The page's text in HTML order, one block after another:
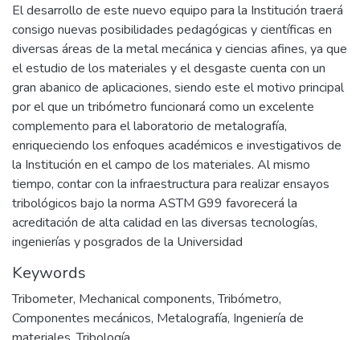
El desarrollo de este nuevo equipo para la Institución traerá
consigo nuevas posibilidades pedagógicas y científicas en
diversas áreas de la metal mecánica y ciencias afines, ya que
el estudio de los materiales y el desgaste cuenta con un
gran abanico de aplicaciones, siendo este el motivo principal
por el que un tribómetro funcionará como un excelente
complemento para el laboratorio de metalografía,
enriqueciendo los enfoques académicos e investigativos de
la Institución en el campo de los materiales. Al mismo
tiempo, contar con la infraestructura para realizar ensayos
tribológicos bajo la norma ASTM G99 favorecerá la
acreditación de alta calidad en las diversas tecnologías,
ingenierías y posgrados de la Universidad
Keywords
Tribometer, Mechanical components,Tribómetro,
Componentes mecánicos, Metalografía, Ingeniería de